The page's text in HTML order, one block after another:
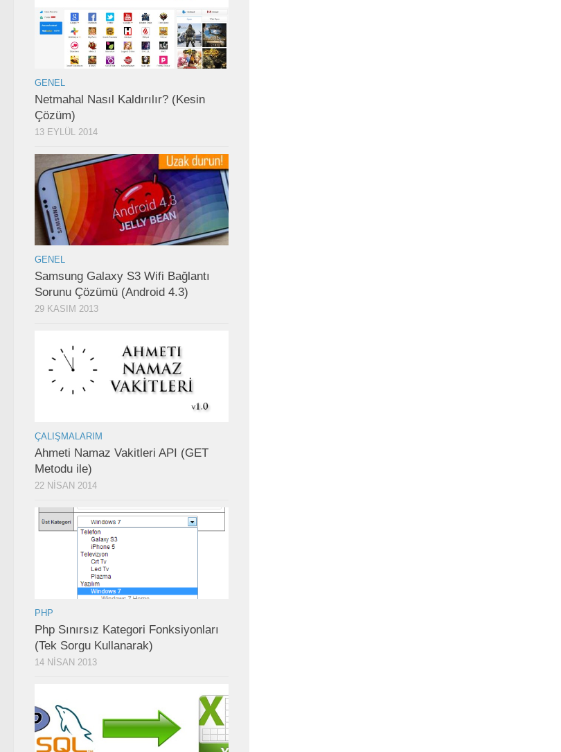
GENEL
Netmahal Nasıl Kaldırılır? (Kesin
Çözüm)
13 EYLÜL 2014
GENEL
Samsung Galaxy S3 Wifi Bağlantı
Sorunu Çözümü (Android 4.3)
29 KASIM 2013
ÇALIŞMALARIM
Ahmeti Namaz Vakitleri API (GET
Metodu ile)
22 NISAN 2014
PHP
Php Sınırsız Kategori Fonksiyonları
(Tek Sorgu Kullanarak)
14 NISAN 2013